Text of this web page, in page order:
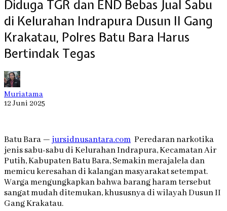
Diduga TGR dan END Bebas Jual Sabu
di Kelurahan Indrapura Dusun II Gang
Krakatau, Polres Batu Bara Harus
Bertindak Tegas
Muriatama
12 Juni 2025
Batu Bara —jursidnusantara.com Peredaran narkotika
jenis sabu-sabu di Kelurahan Indrapura, Kecamatan Air
Putih, Kabupaten Batu Bara, Semakin merajalela dan
memicu keresahan di kalangan masyarakat setempat.
Warga mengungkapkan bahwa barang haram tersebut
sangat mudah ditemukan, khususnya di wilayah Dusun II
Gang Krakatau.